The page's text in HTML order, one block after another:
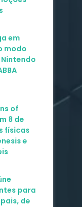
em
modo
of
8 de
físicas
e
para
de